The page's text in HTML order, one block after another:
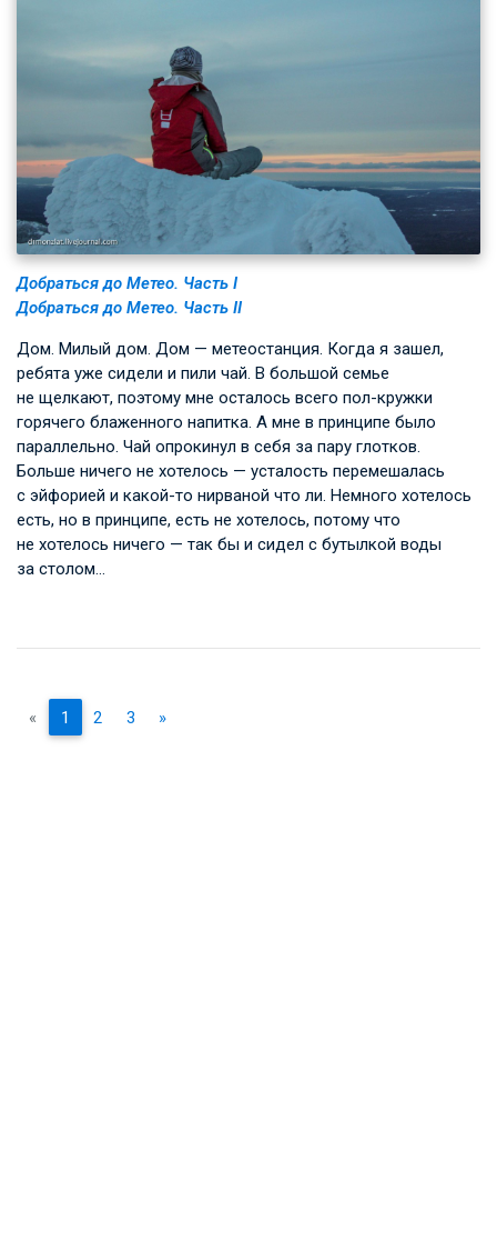
Добраться до Метео. Часть I
Добраться до Метео. Часть II
Дом. Милый дом. Дом — метеостанция. Когда я зашел,
ребята уже сидели и пили чай. В большой семье
не щелкают, поэтому мне осталось всего пол-кружки
горячего блаженного напитка. А мне в принципе было
параллельно. Чай опрокинул в себя за пару глотков.
Больше ничего не хотелось — усталость перемешалась
с эйфорией и какой-то нирваной что ли. Немного хотелось
есть, но в принципе, есть не хотелось, потому что
не хотелось ничего — так бы и сидел с бутылкой воды
за столом…
« 1 2 3 »